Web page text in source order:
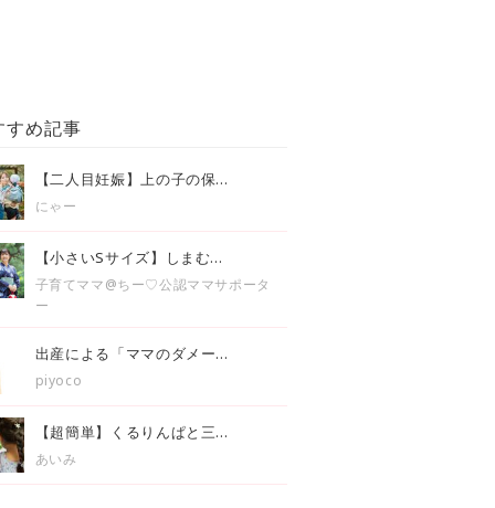
すめ記事
【二人目妊娠】上の子の保...
にゃー
【小さいSサイズ】しまむ...
子育てママ@ちー♡公認ママサポータ
ー
出産による「ママのダメー...
piyoco
【超簡単】くるりんぱと三...
あいみ